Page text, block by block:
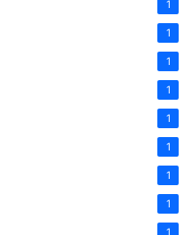
1
1
1
1
1
1
1
1
1